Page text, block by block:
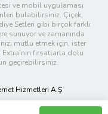
ve mobil uygulaması
bulabilirsiniz. Çiçek,
Setleri gibi birçok farklı
sunuyor ve zamanında
mutlu etmek için, ister
fırsatlarla dolu
geçirebilirsiniz.
Hizmetleri A.Ş